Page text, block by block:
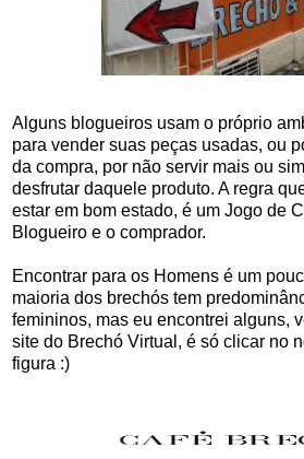
Alguns blogueiros usam o próprio
para vender suas peças usadas, ou
da compra, por não servir mais ou
desfrutar daquele produto. A regra
estar em bom estado, é um Jogo de
Blogueiro e o comprador.
Encontrar para os Homens é um
maioria dos brechós tem
femininos, mas eu encontrei alguns,
site do Brechó Virtual, é só clicar no
figura :)